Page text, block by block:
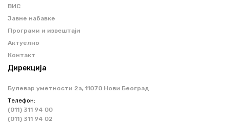
ВИС
Јавне набавке
Програми и извештаји
Актуелно
Контакт
Дирекција
Булевар уметности 2a, 11070 Нови Београд
Телефон:
(011) 311 94 00
(011) 311 94 02